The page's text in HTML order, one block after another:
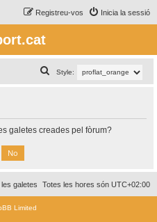
Inicia la sessió
Registreu-vos
Style:
e
c
galetes creades pel fòrum?
Totes les hores són UTC+02:00
les galetes
Limited